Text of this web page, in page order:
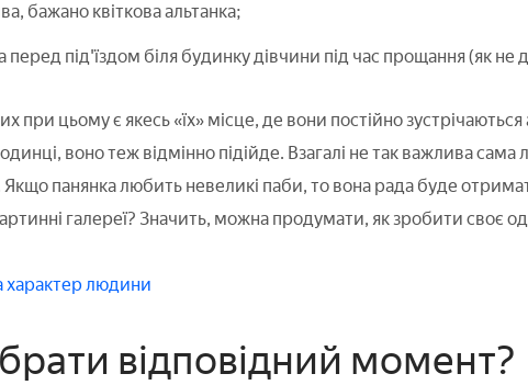
бажано квіткова альтанка;
перед під'їздом біля будинку дівчини під час прощання (як не
при цьому є якесь «їх» місце, де вони постійно
воно теж відмінно підійде. Взагалі не так важлива сама
Якщо панянка любить невеликі паби, то вона рада буде
галереї? Значить, можна продумати, як зробити своє
характер людини
відповідний момент?